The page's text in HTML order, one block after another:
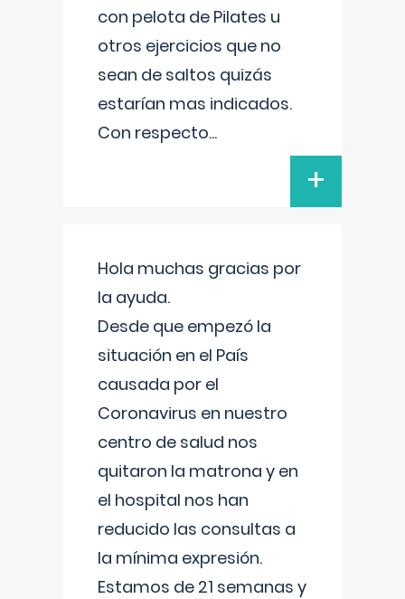
con pelota de Pilates u
otros ejercicios que no
sean de saltos quizás
estarían mas indicados.
Con respecto...
+
Hola muchas gracias por
la ayuda.
Desde que empezó la
situación en el País
causada por el
Coronavirus en nuestro
centro de salud nos
quitaron la matrona y en
el hospital nos han
reducido las consultas a
la mínima expresión.
Estamos de 21 semanas y